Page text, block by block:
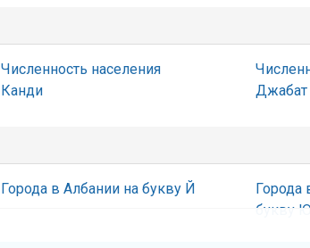
Численность населения
Канди
Джабат
Города в Албании на букву Й
Города
букву Ю